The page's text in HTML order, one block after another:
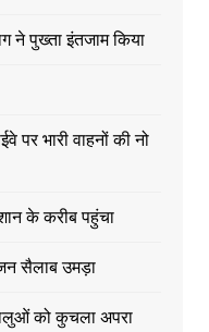
ने पुख्ता इंतजाम किया
भारी वाहनों की नो
के करीब पहुंचा
जन सैलाब उमड़ा
को कुचला अपरा